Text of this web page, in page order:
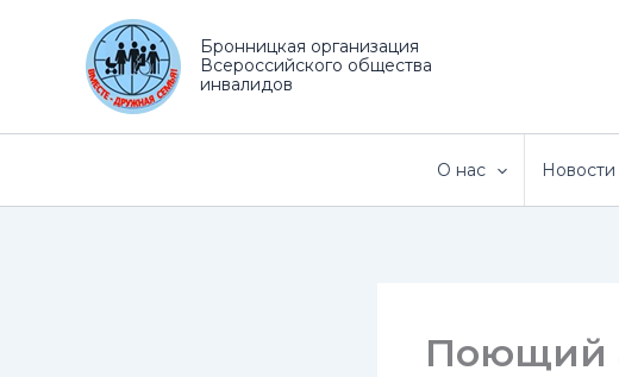
содержимому
Бронницкая организация
Всероссийского общества
инвалидов
О нас Новости
Поющий